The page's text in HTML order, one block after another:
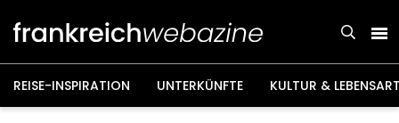
Inhalt
REISE-INSPIRATION UNTERKÜNFTE KULTUR &